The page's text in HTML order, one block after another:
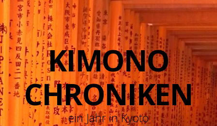
KIMONO
CHRONIKEN
ein Jahr in Kyoto